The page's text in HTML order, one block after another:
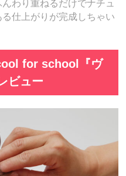
わり重ねるだけでナチュ
仕上がりが完成しちゃい
for school『ヴ
ビュー